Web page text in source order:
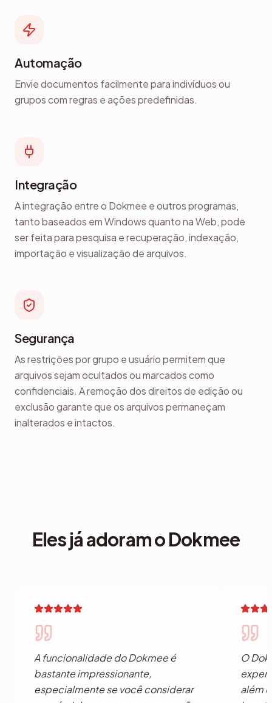
Automação
Envie documentos facilmente para indivíduos ou
grupos com regras e ações predefinidas.
Integração
A integração entre o Dokmee e outros programas,
tanto baseados em Windows quanto na Web, pode
ser feita para pesquisa e recuperação, indexação,
importação e visualização de arquivos.
Segurança
As restrições por grupo e usuário permitem que
arquivos sejam ocultados ou marcados como
confidenciais. A remoção dos direitos de edição ou
exclusão garante que os arquivos permaneçam
inalterados e intactos.
Eles já adoram o Dokmee
A funcionalidade do Dokmee é
bastante impressionante,
especialmente se você considerar
O
além